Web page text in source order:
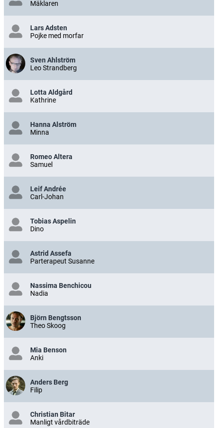
Mäklaren
Lars Adsten
Pojke med morfar
Sven Ahlström
Leo Strandberg
Lotta Aldgård
Kathrine
Hanna Alström
Minna
Romeo Altera
Samuel
Leif Andrée
Carl-Johan
Tobias Aspelin
Dino
Astrid Assefa
Parterapeut Susanne
Nassima Benchicou
Nadia
Björn Bengtsson
Theo Skoog
Mia Benson
Anki
Anders Berg
Filip
Christian Bitar
Manligt vårdbiträde